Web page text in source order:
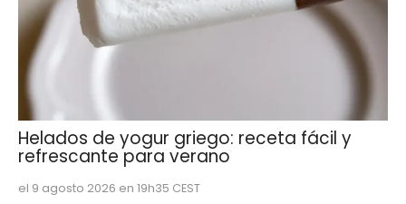
Helados de yogur griego: receta fácil y
refrescante para verano
el 9 agosto 2026 en 19h35 CEST